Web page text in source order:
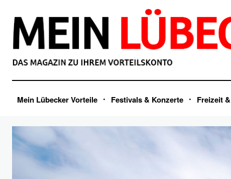
Mein Lübecker Vorteile Festivals & Konzerte Freizeit